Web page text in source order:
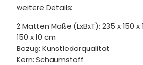
weitere Details:
2 Matten Maße (LxBxT): 235 x 150 x
150 x 10 cm
Bezug: Kunstlederqualität
Kern: Schaumstoff